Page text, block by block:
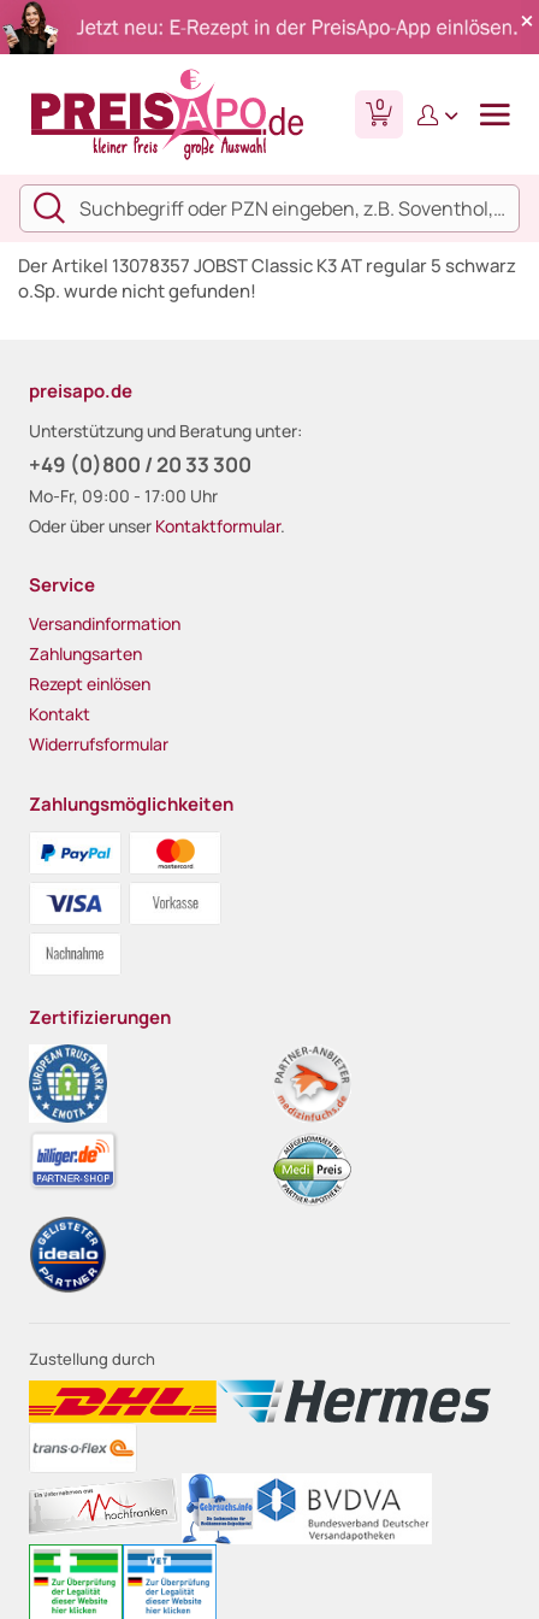
0
Der Artikel 13078357 JOBST Classic K3 AT regular 5 schwarz
o.Sp. wurde nicht gefunden!
preisapo.de
Unterstützung und Beratung unter:
+49 (0)800 / 20 33 300
Mo-Fr, 09:00 - 17:00 Uhr
Oder über unser Kontaktformular.
Service
Versandinformation
Zahlungsarten
Rezept einlösen
Kontakt
Widerrufsformular
Zahlungsmöglichkeiten
Zertifizierungen
Zustellung durch